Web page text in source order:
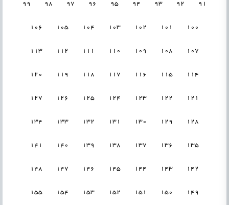
91
92
93
94
95
96
97
98
99
100
101
102
103
104
105
106
107
108
109
110
111
112
113
114
115
116
117
118
119
120
121
122
123
124
125
126
127
128
129
130
131
132
133
134
135
136
137
138
139
140
141
142
143
144
145
146
147
148
149
150
151
152
153
154
155